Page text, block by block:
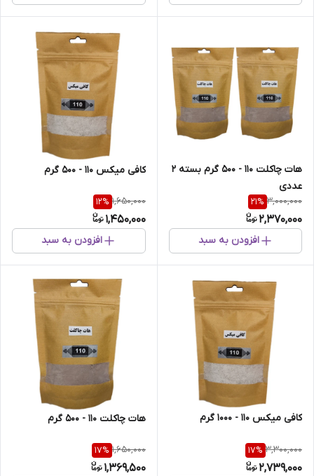
هات چاکلت 110 - 500 گرم بسته 2
عددی
3,000,000
21%
2,370,000
افزودن به سبد
کافی میکس 110 - 500 گرم
1,650,000
12%
1,450,000
افزودن به سبد
کافی میکس 110 - 1000 گرم
3,300,000
17%
2,739,000
هات چاکلت 110 - 500 گرم
1,650,000
17%
1,369,500